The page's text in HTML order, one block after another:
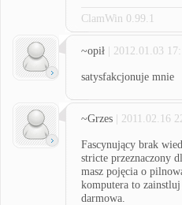
ClamWin 0.99.1
~opił | 2012.01.03
satysfakcjonuje mnie
~Grzes | 2011.02.16
Fascynujący brak
stricte przeznaczony
masz pojęcia o
komputera to
darmowa.